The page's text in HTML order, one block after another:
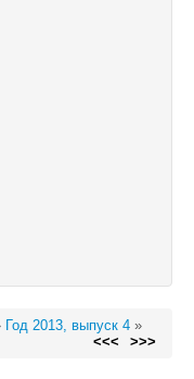
Год 2013, выпуск 4 »
<<< >>>